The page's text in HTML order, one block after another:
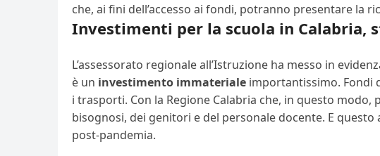
che, ai fini dell’accesso ai fondi, potranno presentare la
Investimenti per la scuola in Calabria,
L’assessorato regionale all’Istruzione ha messo in
è un investimento immateriale importantissimo. Fondi
i trasporti. Con la Regione Calabria che, in questo
bisognosi, dei genitori e del personale docente. E
post-pandemia.